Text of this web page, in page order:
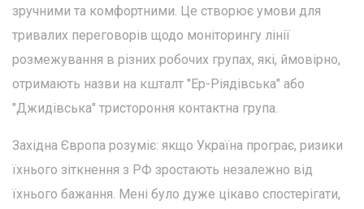
зручними та комфортними. Це створює умови для
тривалих переговорів щодо моніторингу лінії
розмежування в різних робочих групах, які, ймовірно,
отримають назви на кшталт "Ер-Ріядівська" або
"Джидівська" тристороння контактна група.
Західна Європа розуміє: якщо Україна програє, ризики
їхнього зіткнення з РФ зростають незалежно від
їхнього бажання. Мені було дуже цікаво спостерігати,